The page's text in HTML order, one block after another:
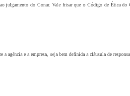
julgamento do Conar. Vale frisar que o Código de Ética do
agência e a empresa, seja bem definida a cláusula de